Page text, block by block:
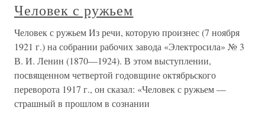
Человек с ружьем
Человек с ружьем Из речи, которую произнес (7 ноября
1921 г.) на собрании рабочих завода «Электросила» № 3
В. И. Ленин (1870—1924). В этом выступлении,
посвященном четвертой годовщине октябрьского
переворота 1917 г., он сказал: «Человек с ружьем —
страшный в прошлом в сознании